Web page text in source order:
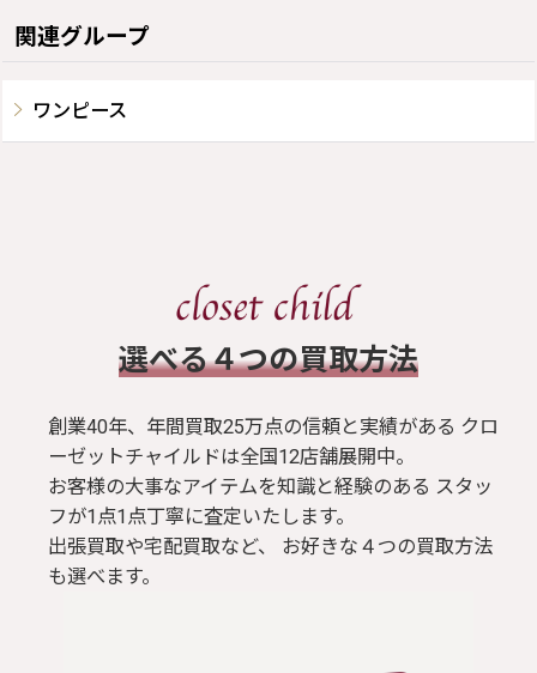
関連グループ
ワンピース
​選べる４つの買取方法
創業40年、年間買取25万点の信頼と実績がある クロ
ーゼットチャイルドは全国12店舗展開中。
お客様の大事なアイテムを知識と経験のある スタッ
フが1点1点丁寧に査定いたします。
出張買取や宅配買取など、 お好きな４つの買取方法
も選べます。